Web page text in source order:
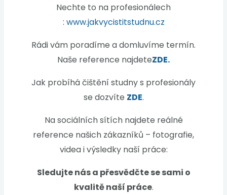
Nechte to na profesionálech
: www.jakvycistitstudnu.cz
Rádi vám poradíme a domluvíme termín.
Naše reference najdeteZDE.
Jak probíhá čištění studny s profesionály
se dozvíte ZDE.
Na sociálních sítích najdete reálné
reference našich zákazníků – fotografie,
videa i výsledky naší práce:
Sledujte nás a přesvědčte se sami o
kvalitě naší práce.